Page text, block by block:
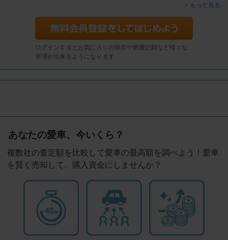
もっと見る
ログインするとお気に入りの保存や燃費記録など様々な
管理が出来るようになります
あなたの愛車、今いくら？
複数社の査定額を比較して愛車の最高額を調べよう！愛車
を賢く売却して、購入資金にしませんか？